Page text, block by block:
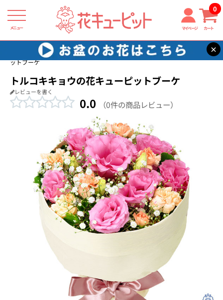
メニュー マイページ カート
0
×
花キューピット 出産祝い
【出産祝い】トルコキキョウの花キューピ
ットブーケ
トルコキキョウの花キューピットブーケ
レビューを書く
0.0 （0件の商品レビュー）